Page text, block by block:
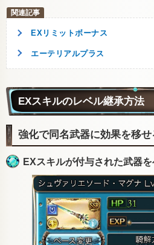
EXリミットボーナス
エーテリアルプラス
EXスキルのレベル継承方法
強化で同名武器に効果を移せ
EXスキルが付与された武器